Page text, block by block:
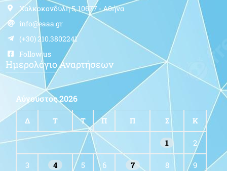
Χαλκοκονδύλη 5, 10677 - Αθήνα
info@eaaa.gr
(+30) 210.3802241
Follow us
Ημερολόγιο Αναρτήσεων
Αύγουστος 2026
Δ Τ Τ Π Π Σ Κ
1 2
3 4 5 6 7 8 9